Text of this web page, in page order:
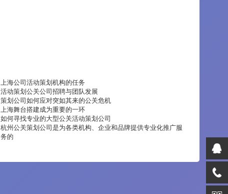
上海公司活动策划机构的任务
活动策划公关公司招聘与团队发展
策划公司如何应对突如其来的公关危机
上海舞台搭建成为重要的一环
如何寻找专业的大型公关活动策划公司
杭州公关策划公司是为各类机构、企业和品牌提供专业化推广服
务的